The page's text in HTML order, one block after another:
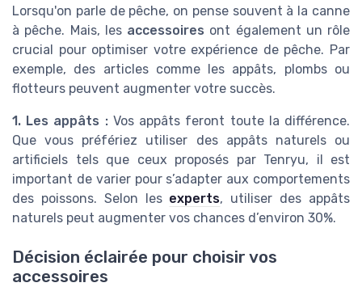
Lorsqu'on parle de pêche, on pense souvent à la canne
à pêche. Mais, les accessoires ont également un rôle
crucial pour optimiser votre expérience de pêche. Par
exemple, des articles comme les appâts, plombs ou
flotteurs peuvent augmenter votre succès.
1. Les appâts : Vos appâts feront toute la différence.
Que vous préfériez utiliser des appâts naturels ou
artificiels tels que ceux proposés par Tenryu, il est
important de varier pour s’adapter aux comportements
des poissons. Selon les experts, utiliser des appâts
naturels peut augmenter vos chances d’environ 30%.
Décision éclairée pour choisir vos
accessoires